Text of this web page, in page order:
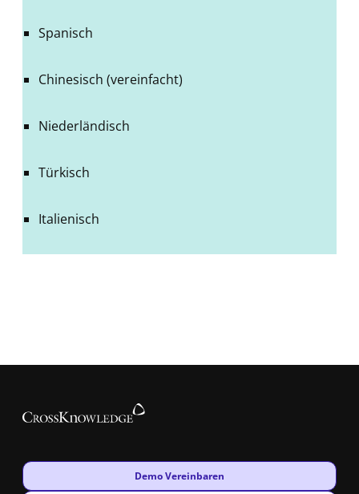
Spanisch
Chinesisch (vereinfacht)
Niederländisch
Türkisch
Italienisch
New window
Demo Vereinbaren